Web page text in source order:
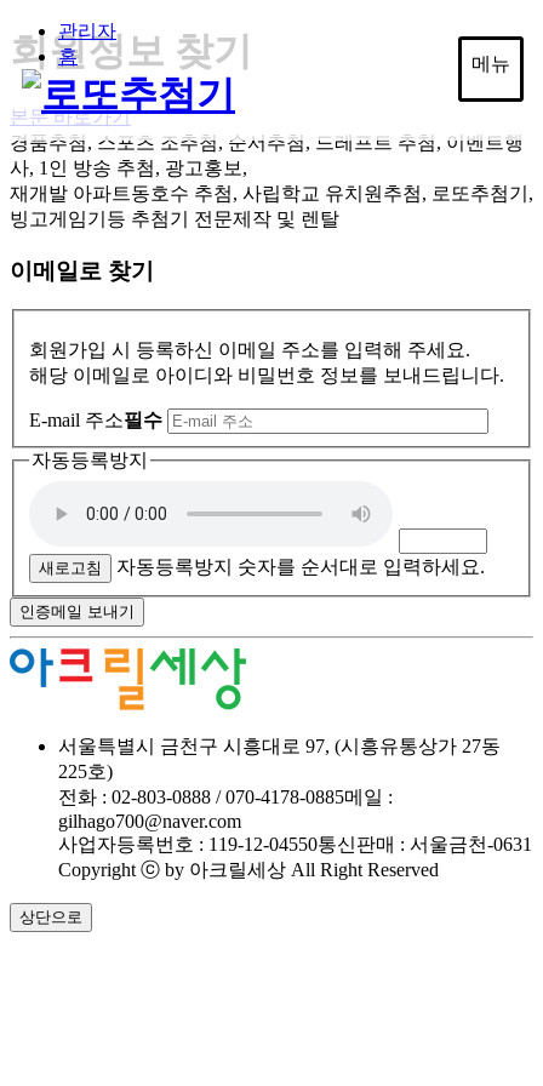
회원정보 찾기
본문 바로가기
메뉴
관리자
홈
경품추첨, 스포츠 조추첨, 순서추첨, 드레프트 추첨, 이벤트행
사, 1인 방송 추첨, 광고홍보,
재개발 아파트동호수 추첨, 사립학교 유치원추첨, 로또추첨기,
빙고게임기등 추첨기 전문제작 및 렌탈
이메일로 찾기
회원가입 시 등록하신 이메일 주소를 입력해 주세요.
해당 이메일로 아이디와 비밀번호 정보를 보내드립니다.
E-mail 주소필수
자동등록방지
새로고침 자동등록방지 숫자를 순서대로 입력하세요.
인증메일 보내기
서울특별시 금천구 시흥대로 97, (시흥유통상가 27동
225호)
전화 : 02-803-0888 / 070-4178-0885메일 :
gilhago700@naver.com
사업자등록번호 : 119-12-04550통신판매 : 서울금천-0631
Copyright ⓒ by 아크릴세상 All Right Reserved
상단으로